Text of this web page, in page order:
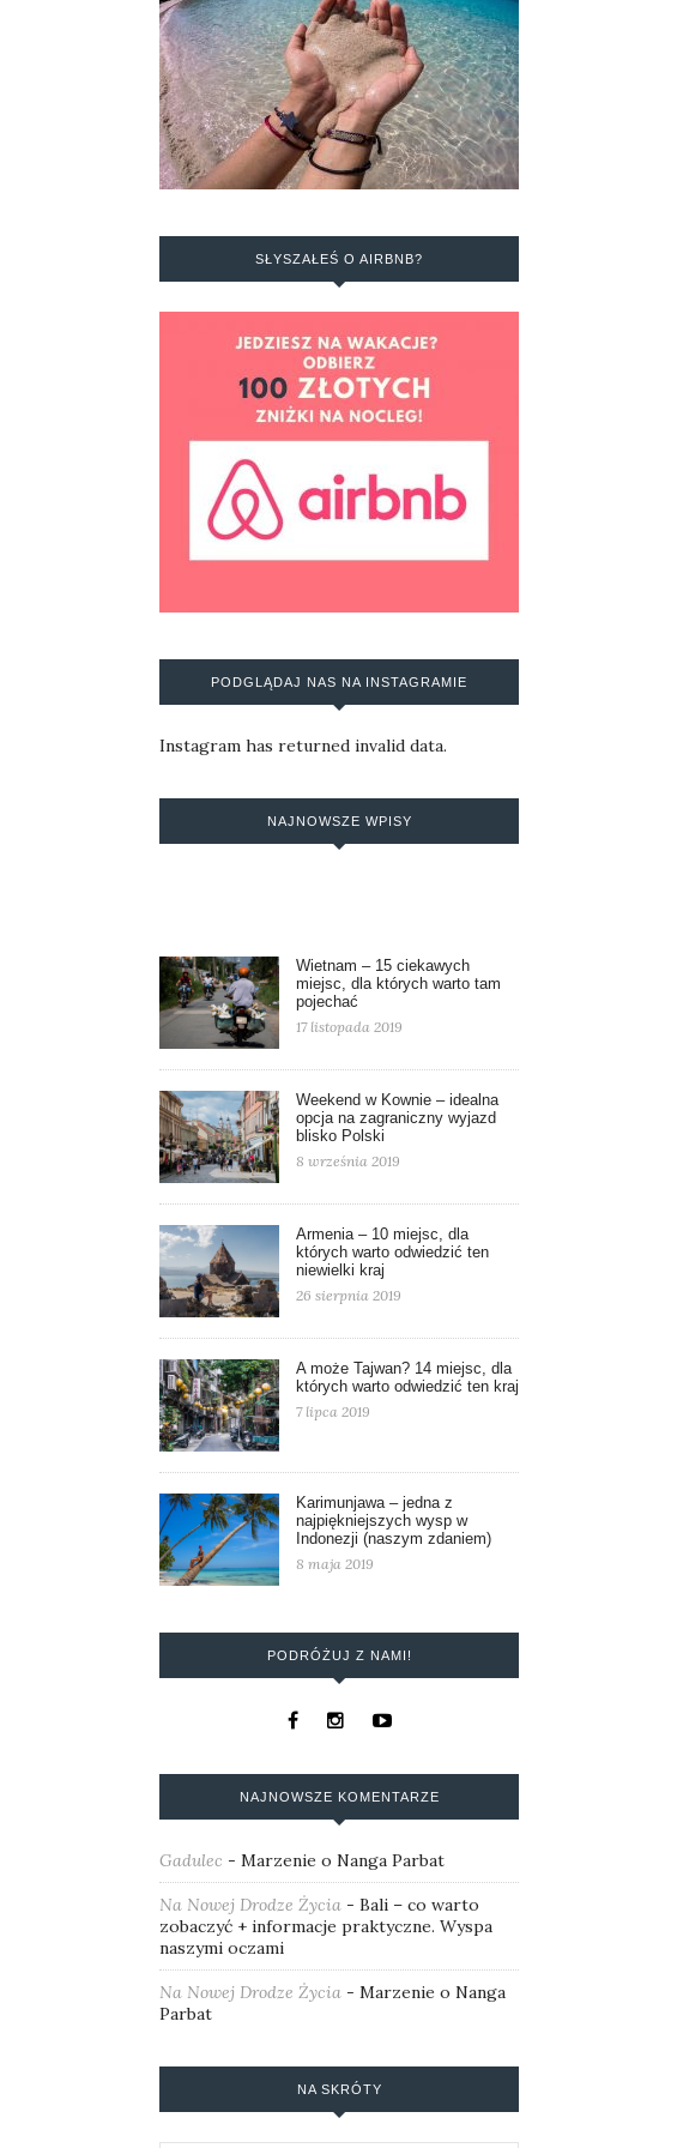
SŁYSZAŁEŚ O AIRBNB?
PODGLĄDAJ NAS NA INSTAGRAMIE
Instagram has returned invalid data.
NAJNOWSZE WPISY
Wietnam – 15 ciekawych
miejsc, dla których warto tam
pojechać
17 listopada 2019
Weekend w Kownie – idealna
opcja na zagraniczny wyjazd
blisko Polski
8 września 2019
Armenia – 10 miejsc, dla
których warto odwiedzić ten
niewielki kraj
26 sierpnia 2019
A może Tajwan? 14 miejsc, dla
których warto odwiedzić ten kraj
7 lipca 2019
Karimunjawa – jedna z
najpiękniejszych wysp w
Indonezji (naszym zdaniem)
8 maja 2019
PODRÓŻUJ Z NAMI!
NAJNOWSZE KOMENTARZE
Gadulec - Marzenie o Nanga Parbat
Na Nowej Drodze Życia - Bali – co warto
zobaczyć + informacje praktyczne. Wyspa
naszymi oczami
Na Nowej Drodze Życia - Marzenie o Nanga
Parbat
NA SKRÓTY